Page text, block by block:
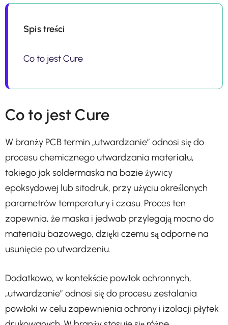
Spis treści
Co to jest Cure
Co to jest Cure
W branży PCB termin „utwardzanie” odnosi się do
procesu chemicznego utwardzania materiału,
takiego jak soldermaska na bazie żywicy
epoksydowej lub sitodruk, przy użyciu określonych
parametrów temperatury i czasu. Proces ten
zapewnia, że maska i jedwab przylegają mocno do
materiału bazowego, dzięki czemu są odporne na
usunięcie po utwardzeniu.
Dodatkowo, w kontekście powłok ochronnych,
„utwardzanie” odnosi się do procesu zestalania
powłoki w celu zapewnienia ochrony i izolacji płytek